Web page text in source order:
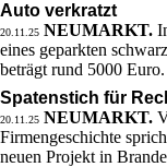
Auto verkratzt
20.11.25 NEUMARKT.
eines geparkten
beträgt rund 5000 Euro.
Spatenstich für
20.11.25 NEUMARKT.
Firmengeschichte
neuen Projekt in